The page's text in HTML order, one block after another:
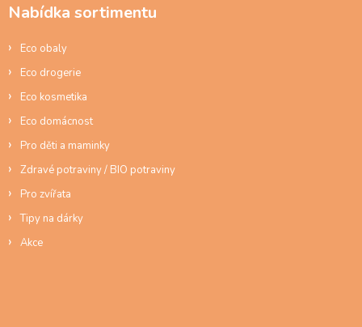
Nabídka sortimentu
Eco obaly
Eco drogerie
Eco kosmetika
Eco domácnost
Pro děti a maminky
Zdravé potraviny / BIO potraviny
Pro zvířata
Tipy na dárky
Akce